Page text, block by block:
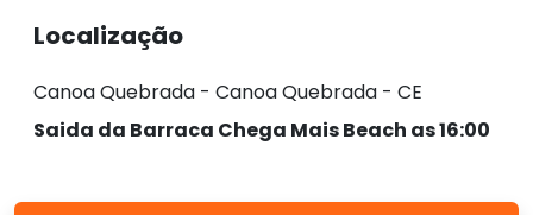
Localização
Canoa Quebrada - Canoa Quebrada - CE
Saida da Barraca Chega Mais Beach as 16:00